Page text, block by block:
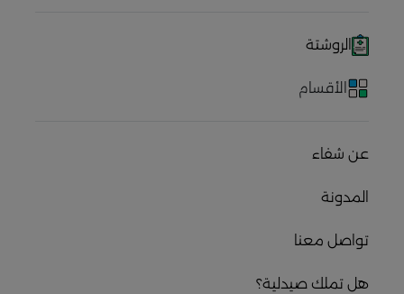
الروشتة
الأقسام
عن شفاء
المدونة
تواصل معنا
هل تملك صيدلية؟